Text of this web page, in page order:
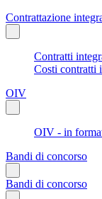
Contrattazione
Contratti
Costi contratti
OIV
OIV - in
Bandi di concorso
Bandi di concorso